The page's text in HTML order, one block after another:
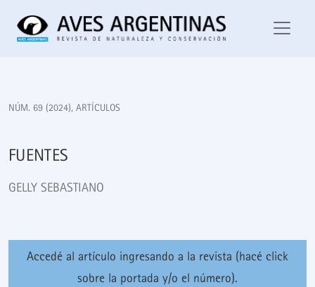
Fuentes
NÚM. 69 (2024), ARTÍCULOS
FUENTES
GELLY SEBASTIANO
Accedé al artículo ingresando a la revista (hacé click
sobre la portada y/o el número).